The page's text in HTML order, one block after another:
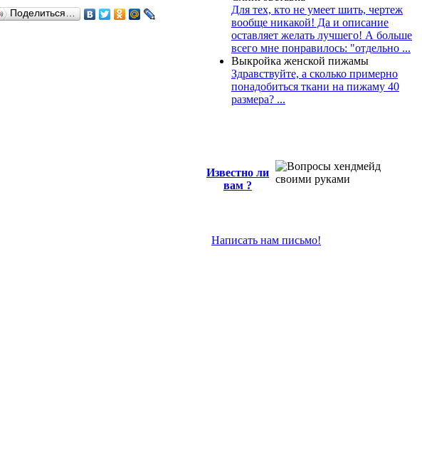
Поделиться…
Для тех, кто не умеет шить, чертеж
вообще никакой! Да и описание
оставляет желать лучшего! А больше
всего мне понравилось: "отдельно ...
Выкройка женской пижамы
Здравствуйте, а сколько примерно
понадобиться ткани на пижаму 40
размера? ...
Известно ли
вам ?
Написать нам письмо!